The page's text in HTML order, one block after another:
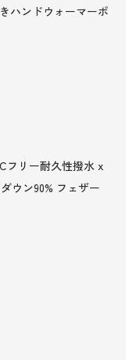
ハンドウォーマーポ
フリー耐久性撥水 x
ウン90% フェザー